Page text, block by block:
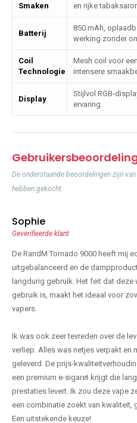
Smaken
en rijke
Batterij
850 mAh,
werking zonder
Coil
Technologie
Mesh coil voor
intensere
Display
Stijlvol RGB-
ervaring.
De onderstaande beoordelingen zijn
hebben gekocht.
Sophie
Geverifieerde klant
De RandM Tornado 9000 heeft mij
uitgebalanceerd en de
langdurig gebruik. Het feit dat deze
gebruik is, maakt het ideaal voor
vapers.
Ik was ook zeer tevreden over de
verliep. Alles was netjes verpakt en
geleverd. De prijs-
een premium e-sigaret krijgt die
prestaties levert. Ik zou deze vape
een combinatie zoekt van kwaliteit,
Een uitstekende keuze!